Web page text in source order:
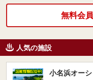
無料会
人気の施設
小名浜オー